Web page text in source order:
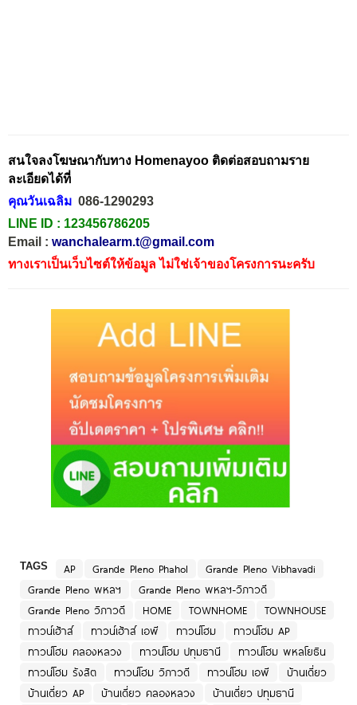
สนใจลงโฆษณากับทาง Homenayoo ติดต่อสอบถามราย
ละเอียดได้ที่
คุณวันเฉลิม 086-1290293
LINE ID : 123456786205
Email : wanchalearm.t@gmail.com
ทางเราเป็นเว็บไซต์ให้ข้อมูล ไม่ใช่เจ้าของโครงการนะครับ
TAGS AP Grande Pleno Phahol
Grande Pleno Vibhavadi
Grande Pleno พหลฯ
Grande Pleno พหลฯ-วิภาวดี
Grande Pleno วิภาวดี
HOME TOWNHOME
TOWNHOUSE
ทาวน์เฮ้าส์
ทาวน์เฮ้าส์ เอพี ทาวน์โฮม
ทาวน์โฮม AP
ทาวน์โฮม คลองหลวง
ทาวน์โฮม ปทุมธานี
ทาวน์โฮม พหลโยธิน
ทาวน์โฮม รังสิต
ทาวน์โฮม วิภาวดี ทาวน์โฮม เอพี
บ้านเดี่ยว
บ้านเดี่ยว AP
บ้านเดี่ยว คลองหลวง
บ้านเดี่ยว ปทุมธานี